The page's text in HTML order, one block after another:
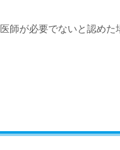
師が必要でないと認めた